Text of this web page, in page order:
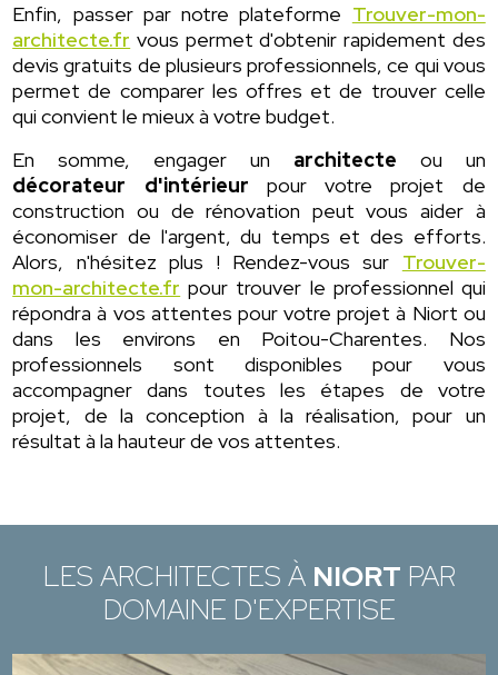
Enfin, passer par notre plateforme Trouver-mon-
architecte.fr vous permet d'obtenir rapidement des
devis gratuits de plusieurs professionnels, ce qui vous
permet de comparer les offres et de trouver celle
qui convient le mieux à votre budget.
En somme, engager un architecte ou un
décorateur d'intérieur pour votre projet de
construction ou de rénovation peut vous aider à
économiser de l'argent, du temps et des efforts.
Alors, n'hésitez plus ! Rendez-vous sur Trouver-
mon-architecte.fr pour trouver le professionnel qui
répondra à vos attentes pour votre projet à Niort ou
dans les environs en Poitou-Charentes. Nos
professionnels sont disponibles pour vous
accompagner dans toutes les étapes de votre
projet, de la conception à la réalisation, pour un
résultat à la hauteur de vos attentes.
LES ARCHITECTES À NIORT PAR
DOMAINE D'EXPERTISE